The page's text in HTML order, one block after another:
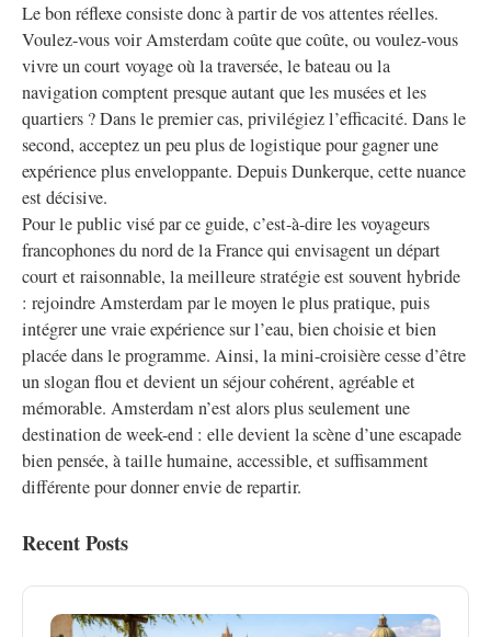
Le bon réflexe consiste donc à partir de vos attentes réelles.
Voulez-vous voir Amsterdam coûte que coûte, ou voulez-vous
vivre un court voyage où la traversée, le bateau ou la
navigation comptent presque autant que les musées et les
quartiers ? Dans le premier cas, privilégiez l’efficacité. Dans le
second, acceptez un peu plus de logistique pour gagner une
expérience plus enveloppante. Depuis Dunkerque, cette nuance
est décisive.
Pour le public visé par ce guide, c’est-à-dire les voyageurs
francophones du nord de la France qui envisagent un départ
court et raisonnable, la meilleure stratégie est souvent hybride
: rejoindre Amsterdam par le moyen le plus pratique, puis
intégrer une vraie expérience sur l’eau, bien choisie et bien
placée dans le programme. Ainsi, la mini-croisière cesse d’être
un slogan flou et devient un séjour cohérent, agréable et
mémorable. Amsterdam n’est alors plus seulement une
destination de week-end : elle devient la scène d’une escapade
bien pensée, à taille humaine, accessible, et suffisamment
différente pour donner envie de repartir.
Recent Posts